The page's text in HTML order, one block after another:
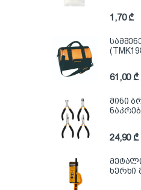
1,70₾
61,00₾
მინი
24,90₾
ხერხი